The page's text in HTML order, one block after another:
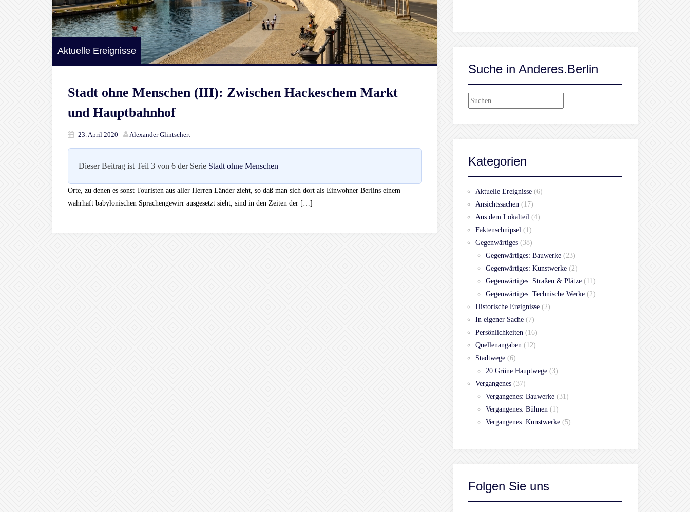
Aktuelle Ereignisse
Stadt ohne Menschen (III): Zwischen Hackeschem Markt
und Hauptbahnhof
23. April 2020 Alexander Glintschert
Dieser Beitrag ist Teil 3 von 6 der Serie Stadt ohne Menschen
Orte, zu denen es sonst Touristen aus aller Herren Länder zieht, so daß man sich dort als Einwohner Berlins einem
wahrhaft babylonischen Sprachengewirr ausgesetzt sieht, sind in den Zeiten der […]
Suche in Anderes.Berlin
Suchen
Kategorien
Aktuelle Ereignisse (6)
Ansichtssachen (17)
Aus dem Lokalteil (4)
Faktenschnipsel (1)
Gegenwärtiges (38)
Gegenwärtiges: Bauwerke (23)
Gegenwärtiges: Kunstwerke (2)
Gegenwärtiges: Straßen & Plätze (11)
Gegenwärtiges: Technische Werke (2)
Historische Ereignisse (2)
In eigener Sache (7)
Persönlichkeiten (16)
Quellenangaben (12)
Stadtwege (6)
20 Grüne Hauptwege (3)
Vergangenes (37)
Vergangenes: Bauwerke (31)
Vergangenes: Bühnen (1)
Vergangenes: Kunstwerke (5)
Folgen Sie uns